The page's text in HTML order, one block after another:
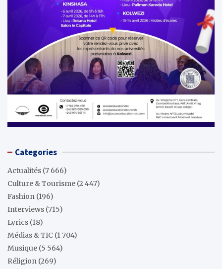
Categories
Actualités (7 666)
Culture & Tourisme (2 447)
Fashion (196)
Interviews (715)
Lyrics (18)
Médias & TIC (1 704)
Musique (5 564)
Réligion (269)